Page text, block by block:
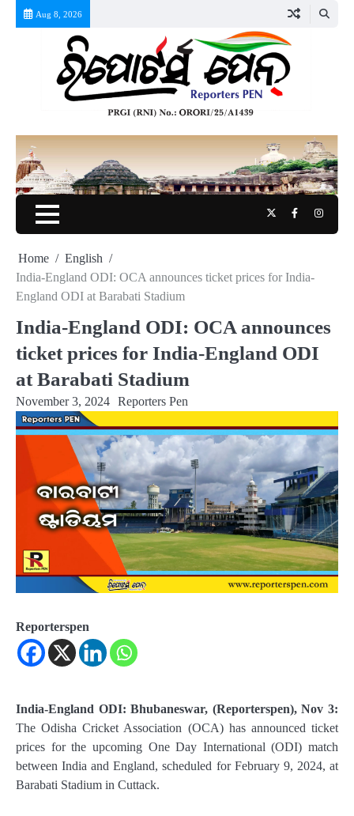
Aug 8, 2026
TwitterFacebook
Home
English
India-England ODI: OCA announces ticket prices for India-
England ODI at Barabati Stadium
India-England ODI: OCA announces
ticket prices for India-England ODI
at Barabati Stadium
November 3, 2024 Reporters Pen
Reporterspen
India-England ODI: Bhubaneswar, (Reporterspen), Nov 3:
The Odisha Cricket Association (OCA) has announced ticket
prices for the upcoming One Day International (ODI) match
between India and England, scheduled for February 9, 2024, at
Barabati Stadium in Cuttack.